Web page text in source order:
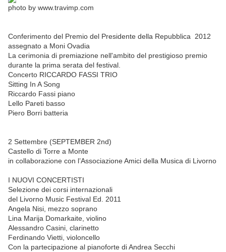
photo by www.travimp.com
Conferimento del Premio del Presidente della Repubblica 2012
assegnato a Moni Ovadia
La cerimonia di premiazione nell'ambito del prestigioso premio
durante la prima serata del festival.
Concerto RICCARDO FASSI TRIO
Sitting In A Song
Riccardo Fassi piano
Lello Pareti basso
Piero Borri batteria
2 Settembre (SEPTEMBER 2nd)
Castello di Torre a Monte
in collaborazione con l’Associazione Amici della Musica di Livorno
I NUOVI CONCERTISTI
Selezione dei corsi internazionali
del Livorno Music Festival Ed. 2011
Angela Nisi, mezzo soprano
Lina Marija Domarkaite, violino
Alessandro Casini, clarinetto
Ferdinando Vietti, violoncello
Con la partecipazione al pianoforte di Andrea Secchi